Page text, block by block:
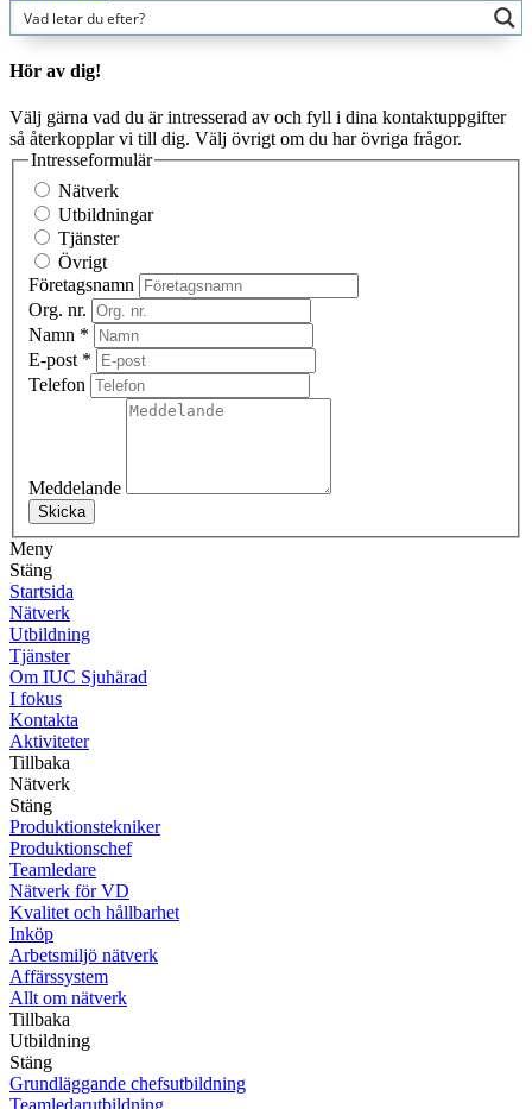
Hör av dig!
Välj gärna vad du är intresserad av och fyll i dina kontaktuppgifter
så återkopplar vi till dig. Välj övrigt om du har övriga frågor.
Intresseformulär
Nätverk
Utbildningar
Tjänster
Övrigt
Företagsnamn
Org. nr.
Namn *
E-post *
Telefon
Meddelande
Skicka
Meny
Stäng
Startsida
Nätverk
Utbildning
Tjänster
Om IUC Sjuhärad
I fokus
Kontakta
Aktiviteter
Tillbaka
Nätverk
Stäng
Produktionstekniker
Produktionschef
Teamledare
Nätverk för VD
Kvalitet och hållbarhet
Inköp
Arbetsmiljö nätverk
Affärssystem
Allt om nätverk
Tillbaka
Utbildning
Stäng
Grundläggande chefsutbildning
Teamledarutbildning